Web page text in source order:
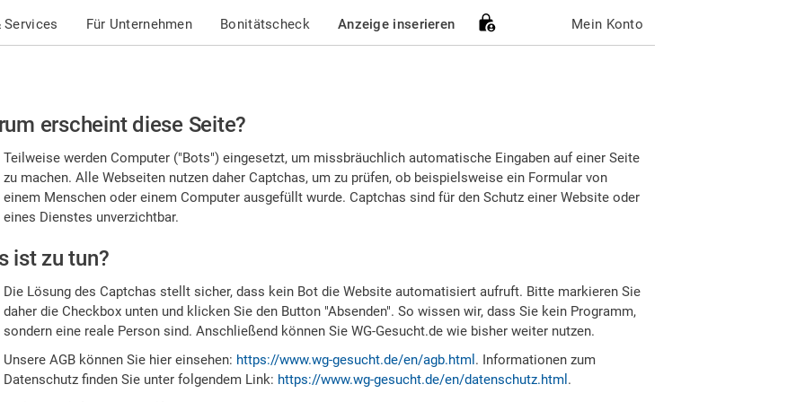
Services Für Unternehmen Bonitätscheck Anzeige inserieren Mein Konto
erscheint diese Seite?
Teilweise werden Computer ("Bots") eingesetzt, um missbräuchlich automatische Eingaben auf einer Seite
zu machen. Alle Webseiten nutzen daher Captchas, um zu prüfen, ob beispielsweise ein Formular von
einem Menschen oder einem Computer ausgefüllt wurde. Captchas sind für den Schutz einer Website oder
eines Dienstes unverzichtbar.
ist zu tun?
Die Lösung des Captchas stellt sicher, dass kein Bot die Website automatisiert aufruft. Bitte markieren Sie
daher die Checkbox unten und klicken Sie den Button "Absenden". So wissen wir, dass Sie kein Programm,
sondern eine reale Person sind. Anschließend können Sie WG-Gesucht.de wie bisher weiter nutzen.
Unsere AGB können Sie hier einsehen: https://www.wg-gesucht.de/en/agb.html . Informationen zum
Datenschutz finden Sie unter folgendem Link: https://www.wg-gesucht.de/en/datenschutz.html .